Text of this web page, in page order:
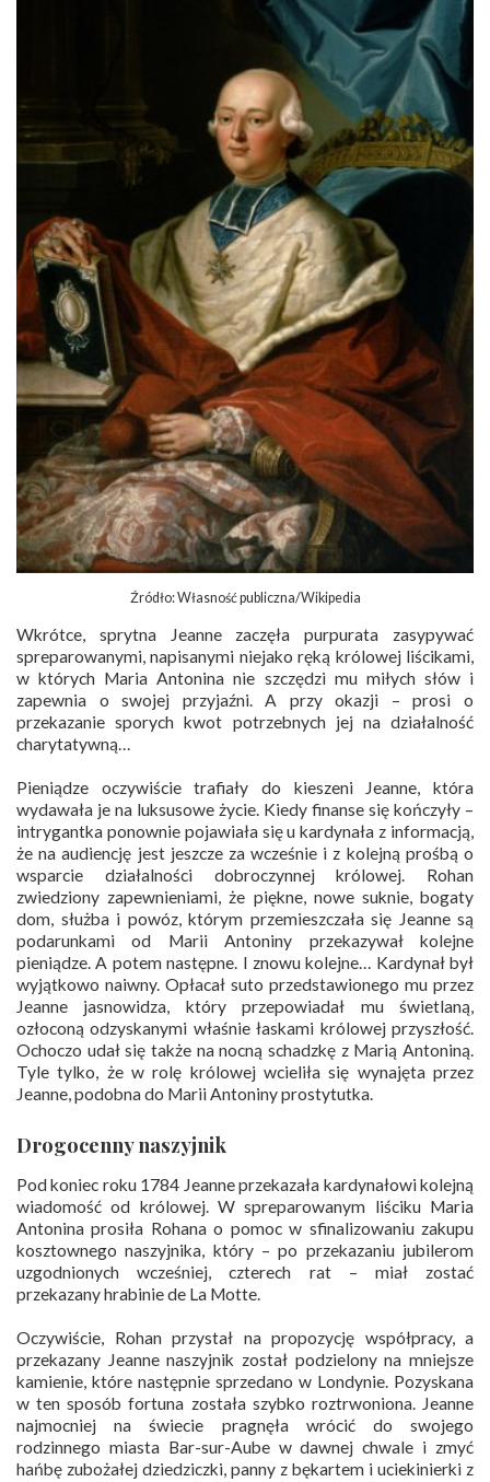
Źródło: Własność publiczna/Wikipedia
Wkrótce, sprytna Jeanne zaczęła purpurata zasypywać
spreparowanymi, napisanymi niejako ręką królowej liścikami,
w których Maria Antonina nie szczędzi mu miłych słów i
zapewnia o swojej przyjaźni. A przy okazji – prosi o
przekazanie sporych kwot potrzebnych jej na działalność
charytatywną…
Pieniądze oczywiście trafiały do kieszeni Jeanne, która
wydawała je na luksusowe życie. Kiedy finanse się kończyły –
intrygantka ponownie pojawiała się u kardynała z informacją,
że na audiencję jest jeszcze za wcześnie i z kolejną prośbą o
wsparcie działalności dobroczynnej królowej. Rohan
zwiedziony zapewnieniami, że piękne, nowe suknie, bogaty
dom, służba i powóz, którym przemieszczała się Jeanne są
podarunkami od Marii Antoniny przekazywał kolejne
pieniądze. A potem następne. I znowu kolejne… Kardynał był
wyjątkowo naiwny. Opłacał suto przedstawionego mu przez
Jeanne jasnowidza, który przepowiadał mu świetlaną,
ozłoconą odzyskanymi właśnie łaskami królowej przyszłość.
Ochoczo udał się także na nocną schadzkę z Marią Antoniną.
Tyle tylko, że w rolę królowej wcieliła się wynajęta przez
Jeanne, podobna do Marii Antoniny prostytutka.
Drogocenny naszyjnik
Pod koniec roku 1784 Jeanne przekazała kardynałowi kolejną
wiadomość od królowej. W spreparowanym liściku Maria
Antonina prosiła Rohana o pomoc w sfinalizowaniu zakupu
kosztownego naszyjnika, który – po przekazaniu jubilerom
uzgodnionych wcześniej, czterech rat – miał zostać
przekazany hrabinie de La Motte.
Oczywiście, Rohan przystał na propozycję współpracy, a
przekazany Jeanne naszyjnik został podzielony na mniejsze
kamienie, które następnie sprzedano w Londynie. Pozyskana
w ten sposób fortuna została szybko roztrwoniona. Jeanne
najmocniej na świecie pragnęła wrócić do swojego
rodzinnego miasta Bar-sur-Aube w dawnej chwale i zmyć
hańbę zubożałej dziedziczki, panny z bękartem i uciekinierki z